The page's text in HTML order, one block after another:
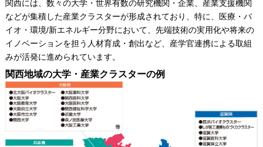
関西には、数々の大学・世界有数の研究機関・企業、産業支援機関
などが集積した産業クラスターが形成されており、特に、医療・バ
イオ・環境/新エネルギー分野において、先端技術の実用化や将来の
イノベーションを担う人材育成・創出など、産学官連携による取組
みが活発に進められています。
関西地域の大学・産業クラスターの例